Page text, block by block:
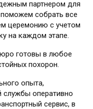
партнером для
собрать все
церемонию с учетом
на каждом этапе.
готовы в любое
похорон.
опыта,
службы оперативно
сервис, в